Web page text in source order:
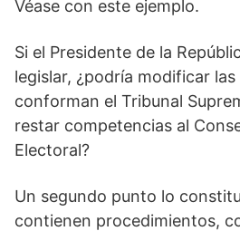
Véase con este ejemplo.
Si el Presidente de la
legislar, ¿podría modificar las
conforman el Tribunal
restar competencias al
Electoral?
Un segundo punto lo
contienen procedimientos,